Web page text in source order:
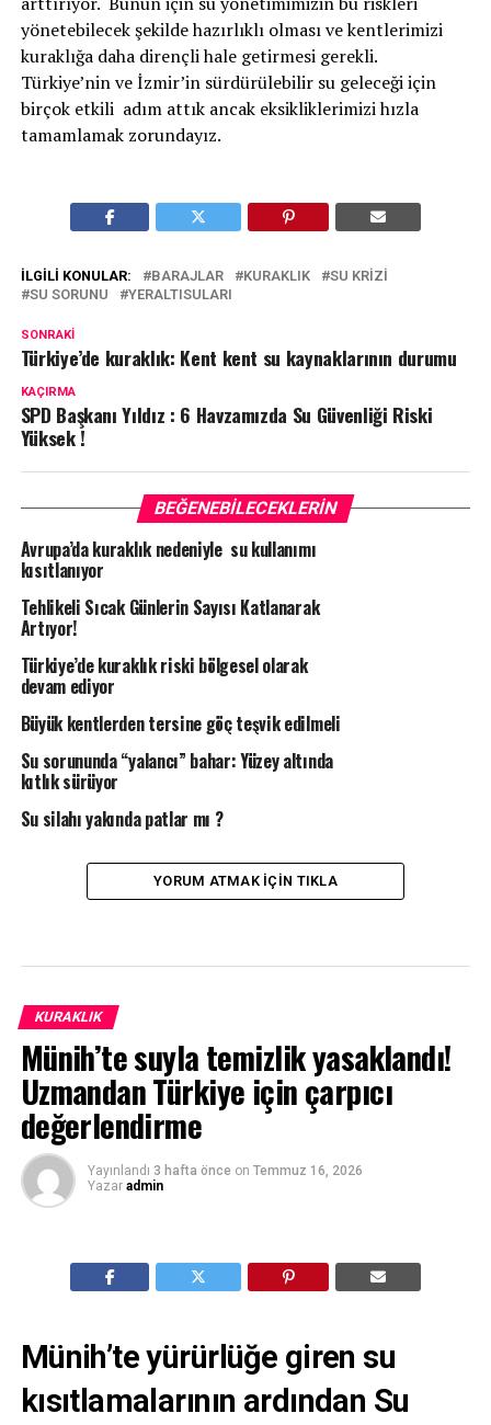
yönetebilecek şekilde hazırlıklı olması ve kentlerimizi
kuraklığa daha dirençli hale getirmesi gerekli.
Türkiye’nin ve İzmir’in sürdürülebilir su geleceği için
birçok etkili adım attık ancak eksikliklerimizi hızla
tamamlamak zorundayız.
İLGILI KONULAR: BARAJLAR KURAKLIK
SU KRIZI
SU SORUNU
YERALTISULARI
SONRAKI
Türkiye’de kuraklık: Kent kent su kaynaklarının durumu
KAÇIRMA
SPD Başkanı Yıldız : 6 Havzamızda Su Güvenliği Riski
Yüksek !
BEĞENEBILECEKLERIN
Avrupa’da kuraklık nedeniyle su kullanımı
kısıtlanıyor
Tehlikeli Sıcak Günlerin Sayısı Katlanarak
Artıyor!
Türkiye’de kuraklık riski bölgesel olarak
devam ediyor
Büyük kentlerden tersine göç teşvik edilmeli
Su sorununda “yalancı” bahar: Yüzey altında
kıtlık sürüyor
Su silahı yakında patlar mı ?
YORUM ATMAK IÇIN TIKLA
KURAKLIK
Münih’te suyla temizlik yasaklandı!
Uzmandan Türkiye için çarpıcı
değerlendirme
Yayınlandı 3 hafta önce on Temmuz 16, 2026
Yazar admin
Münih’te yürürlüğe giren su
kısıtlamalarının ardından Su